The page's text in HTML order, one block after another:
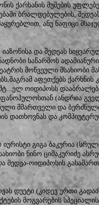
ქარხანის მუშების
ბრალდებულების,
ანუ ნაფიცი
და მედეას
საწარმოს
მოწვეული მსახიობი
აფეთქებს ქარხნის
ოიდიპოსს
(ანდრია
მმართველი და
დათხოვნას და
იურისტი გიგა ბაკურია
ნინო ციმაკურიძე
მედეა-ოიდიპოსის
დუეტი (კიდევ ერთი
მოგვარების